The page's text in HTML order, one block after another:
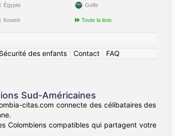
Égypte
Koweït
Golfe
Toute la liste
Sécurité des enfants| Contact| FAQ
Sud-Américaines
citas.com connecte des célibataires des
Colombiens compatibles qui partagent votre